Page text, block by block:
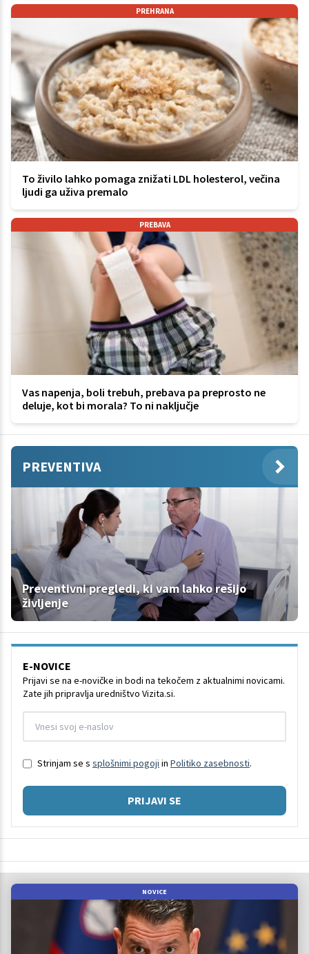
PREHRANA
To živilo lahko pomaga znižati LDL holesterol, večina
ljudi ga uživa premalo
PREBAVA
Vas napenja, boli trebuh, prebava pa preprosto ne
deluje, kot bi morala? To ni naključje
PREVENTIVA
Preventivni pregledi, ki vam lahko rešijo
življenje
E-NOVICE
Prijavi se na e-novičke in bodi na tekočem z aktualnimi novicami.
Zate jih pripravlja uredništvo Vizita.si.
Strinjam se s splošnimi pogoji in Politiko zasebnosti.
PRIJAVI SE
NOVICE